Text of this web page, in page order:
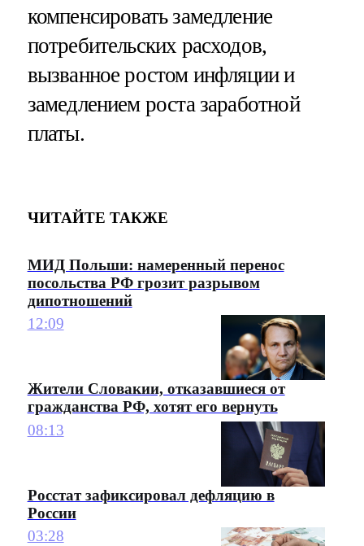
компенсировать замедление
потребительских расходов,
вызванное ростом инфляции и
замедлением роста заработной
платы.
ЧИТАЙТЕ ТАКЖЕ
МИД Польши: намеренный перенос
посольства РФ грозит разрывом
дипотношений
12:09
Жители Словакии, отказавшиеся от
гражданства РФ, хотят его вернуть
08:13
Росстат зафиксировал дефляцию в
России
03:28